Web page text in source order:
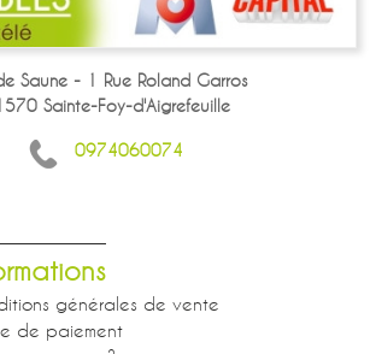
Saune - 1 Rue Roland Garros
Sainte-Foy-d'Aigrefeuille
0974060074
générales de vente
de paiement